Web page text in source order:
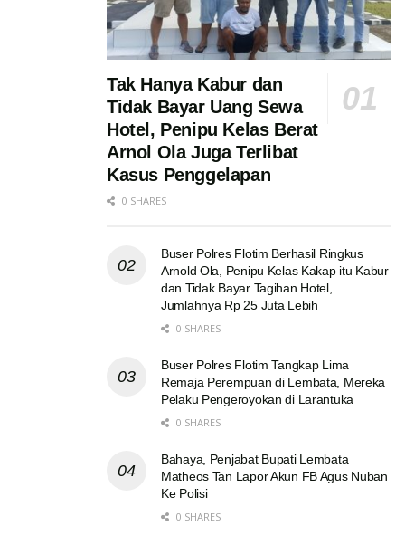
Tak Hanya Kabur dan
Tidak Bayar Uang Sewa
Hotel, Penipu Kelas Berat
Arnol Ola Juga Terlibat
Kasus Penggelapan
0 SHARES
Buser Polres Flotim Berhasil Ringkus
Arnold Ola, Penipu Kelas Kakap itu Kabur
dan Tidak Bayar Tagihan Hotel,
Jumlahnya Rp 25 Juta Lebih
0 SHARES
Buser Polres Flotim Tangkap Lima
Remaja Perempuan di Lembata, Mereka
Pelaku Pengeroyokan di Larantuka
0 SHARES
Bahaya, Penjabat Bupati Lembata
Matheos Tan Lapor Akun FB Agus Nuban
Ke Polisi
0 SHARES